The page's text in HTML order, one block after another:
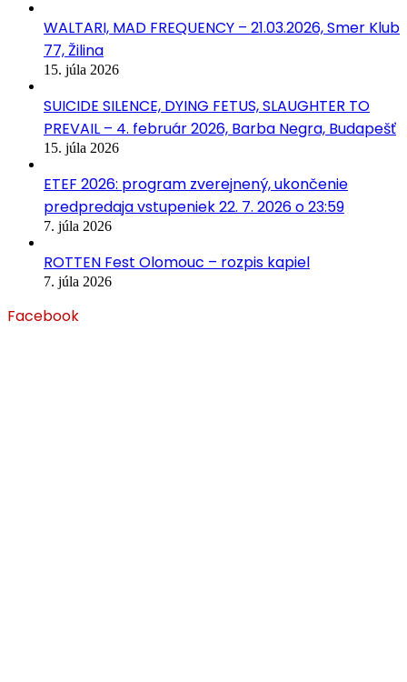
WALTARI, MAD FREQUENCY – 21.03.2026, Smer Klub
77, Žilina
15. júla 2026
SUICIDE SILENCE, DYING FETUS, SLAUGHTER TO
PREVAIL – 4. február 2026, Barba Negra, Budapešť
15. júla 2026
ETEF 2026: program zverejnený, ukončenie
predpredaja vstupeniek 22. 7. 2026 o 23:59
7. júla 2026
ROTTEN Fest Olomouc – rozpis kapiel
7. júla 2026
Facebook